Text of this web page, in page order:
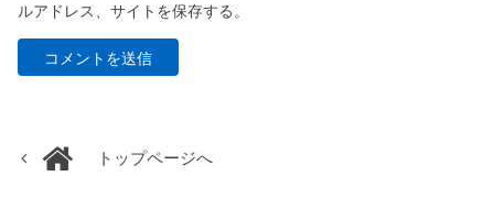
ルアドレス、サイトを保存する。
トップページへ